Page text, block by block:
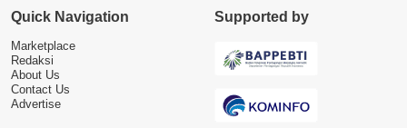
Quick Navigation
Marketplace
Redaksi
About Us
Contact Us
Advertise
Supported by